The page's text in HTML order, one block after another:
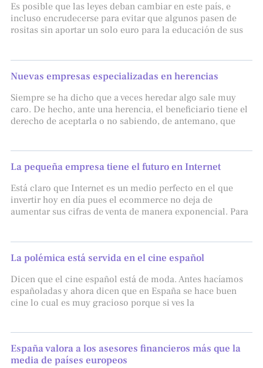
Es posible que las leyes deban cambiar en este país, e
incluso encrudecerse para evitar que algunos pasen de
rositas sin aportar un solo euro para la educación de sus
Nuevas empresas especializadas en herencias
Siempre se ha dicho que a veces heredar algo sale muy
caro. De hecho, ante una herencia, el beneficiario tiene el
derecho de aceptarla o no sabiendo, de antemano, que
La pequeña empresa tiene el futuro en Internet
Está claro que Internet es un medio perfecto en el que
invertir hoy en día pues el ecommerce no deja de
aumentar sus cifras de venta de manera exponencial. Para
La polémica está servida en el cine español
Dicen que el cine español está de moda. Antes hacíamos
españoladas y ahora dicen que en España se hace buen
cine lo cual es muy gracioso porque si ves la
España valora a los asesores financieros más que la
media de países europeos